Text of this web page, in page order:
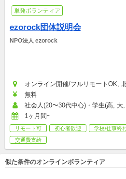
単発ボランティア
ezorock団体説明会
NPO法人 ezorock
オンライン開催/フルリモートOK,
無料
社会人(20〜30代中心)・学生(高, 大
1ヶ月間~
リモート可 初心者歓迎 学校/仕事終
交通費支給
似た条件のオンラインボランティア